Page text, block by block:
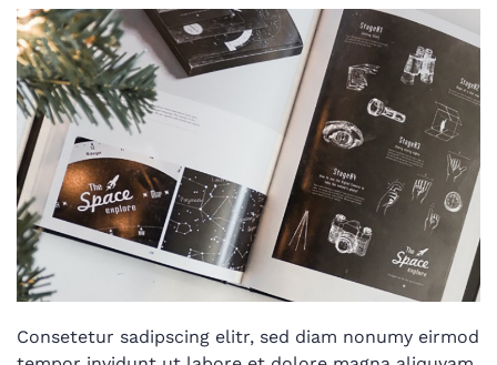
Consetetur sadipscing elitr, sed diam nonumy eirmod